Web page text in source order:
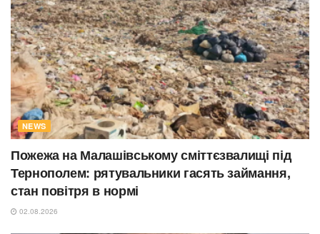
NEWS
Пожежа на Малашівському сміттєзвалищі під
Тернополем: рятувальники гасять займання,
стан повітря в нормі
02.08.2026